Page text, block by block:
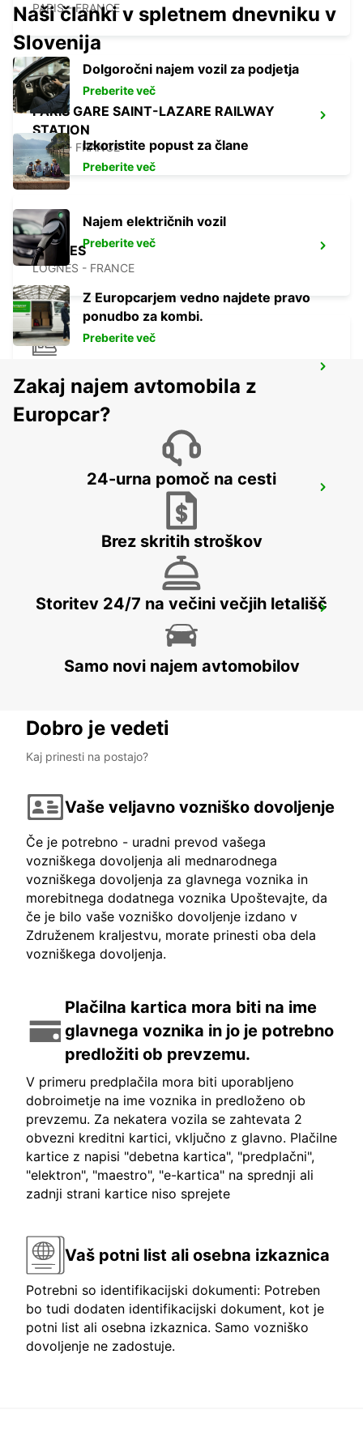
PARIS - FRANCE
PARIS GARE SAINT-LAZARE RAILWAY
STATION
PARIS - FRANCE
LOGNES
LOGNES - FRANCE
PARIS - FRANCE
PARIS ETOILE FOCH
MAISONS-ALFORT
MAISONS ALFORT - FRANCE
Naši članki v spletnem dnevniku v
Slovenija
Dolgoročni najem vozil za podjetja
Preberite več
Izkoristite popust za člane
Preberite več
Najem električnih vozil
Preberite več
Z Europcarjem vedno najdete pravo
ponudbo za kombi.
Preberite več
Zakaj najem avtomobila z
Europcar?
24-urna pomoč na cesti
Brez skritih stroškov
Storitev 24/7 na večini večjih letališč
Samo novi najem avtomobilov
Dobro je vedeti
Kaj prinesti na postajo?
Vaše veljavno vozniško dovoljenje
Če je potrebno - uradni prevod vašega
vozniškega dovoljenja ali mednarodnega
vozniškega dovoljenja za glavnega voznika in
morebitnega dodatnega voznika Upoštevajte, da
če je bilo vaše vozniško dovoljenje izdano v
Združenem kraljestvu, morate prinesti oba dela
vozniškega dovoljenja.
Plačilna kartica mora biti na ime
glavnega voznika in jo je potrebno
predložiti ob prevzemu.
V primeru predplačila mora biti uporabljeno
dobroimetje na ime voznika in predloženo ob
prevzemu. Za nekatera vozila se zahtevata 2
obvezni kreditni kartici, vključno z glavno. Plačilne
kartice z napisi "debetna kartica", "predplačni",
"elektron", "maestro", "e-kartica" na sprednji ali
zadnji strani kartice niso sprejete
Vaš potni list ali osebna izkaznica
Potrebni so identifikacijski dokumenti: Potreben
bo tudi dodaten identifikacijski dokument, kot je
potni list ali osebna izkaznica. Samo vozniško
dovoljenje ne zadostuje.